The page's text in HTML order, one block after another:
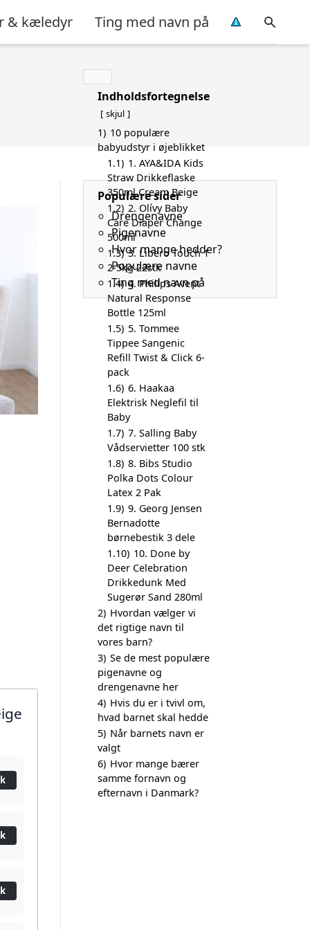
& kæledyr Ting med navn på
Indholdsfortegnelse
skjul
1) 10 populære
babyudstyr i øjeblikket
1.1) 1. AYA&IDA Kids
Straw Drikkeflaske
350ml Cream Beige
1.2) 2. Olívy Baby
Care Diaper Change
500ml
1.3) 3. Libero Touch 1
2-5kg 22stk
1.4) 4. Philips Avent
Natural Response
Bottle 125ml
1.5) 5. Tommee
Tippee Sangenic
Refill Twist & Click 6-
pack
1.6) 6. Haakaa
Elektrisk Neglefil til
Baby
1.7) 7. Salling Baby
Vådservietter 100 stk
1.8) 8. Bibs Studio
Polka Dots Colour
Latex 2 Pak
1.9) 9. Georg Jensen
Bernadotte
børnebestik 3 dele
1.10) 10. Done by
Deer Celebration
Drikkedunk Med
Sugerør Sand 280ml
2) Hvordan vælger vi
det rigtige navn til
vores barn?
3) Se de mest populære
pigenavne og
drengenavne her
4) Hvis du er i tvivl om,
hvad barnet skal hedde
5) Når barnets navn er
valgt
6) Hvor mange bærer
samme fornavn og
efternavn i Danmark?
Populære sider
Drengenavne
Pigenavne
Hvor mange hedder?
Populære navne
Ting med navn på